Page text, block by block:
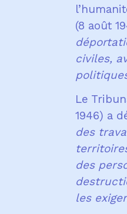
(8 août
civiles,
Le
1946) a
des
des
les